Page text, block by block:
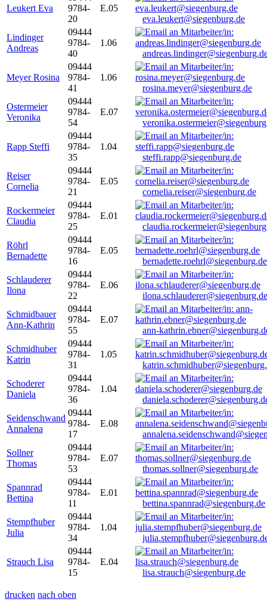
Leukert Eva
9784-
20
E.05
eva.leukert@siegenburg.de
Lindinger
Andreas
09444
9784-
40
1.06
Meyer Rosina
09444
9784-
41
1.06
rosina.meyer@siegenburg.de
Ostermeier
Veronika
09444
9784-
54
E.07
Rapp Steffi
09444
9784-
35
1.04
steffi.rapp@siegenburg.de
Reiser
Cornelia
09444
9784-
21
E.05
cornelia.reiser@siegenburg.de
Rockermeier
Claudia
09444
9784-
25
E.01
Röhrl
Bernadette
09444
9784-
16
E.05
bernadette.roehrl@siegenburg.de
Schlauderer
Ilona
09444
9784-
22
E.06
ilona.schlauderer@siegenburg.de
Schmidbauer
Ann-Kathrin
09444
9784-
55
E.07
ann-
Schmidhuber
Katrin
09444
9784-
31
1.05
Schoderer
Daniela
09444
9784-
36
1.04
Seidenschwand
Annalena
09444
9784-
17
E.08
Sollner
Thomas
09444
9784-
53
E.07
thomas.sollner@siegenburg.de
Spannrad
Bettina
09444
9784-
11
E.01
bettina.spannrad@siegenburg.de
Stempfhuber
Julia
09444
9784-
34
1.04
Strauch Lisa
09444
9784-
15
E.04
lisa.strauch@siegenburg.de
drucken nach oben